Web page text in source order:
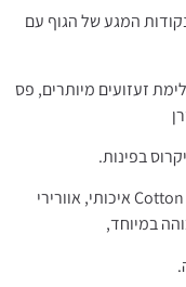
המגע של הגוף עם
זעזועים מיותרים, פס
בפינות.
המזרן עטוף באריג Cotton Feel Climate Similitude איכותי, אוורירי
במיוחד,